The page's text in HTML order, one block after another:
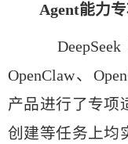
Agent能力
DeepSeek
OpenClaw、
产品进行了专项
创建等任务上均